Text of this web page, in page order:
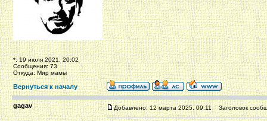
*: 19 июля 2021, 20:02
Сообщения: 73
Откуда: Мир мамы
Вернуться к началу
gagav Добавлено: 12 марта 2025, 09:11 Заголовок